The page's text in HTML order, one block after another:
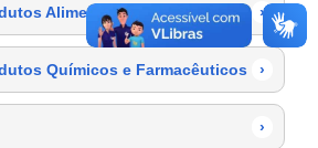
Alimentícios ›
Químicos e Farmacêuticos ›
›